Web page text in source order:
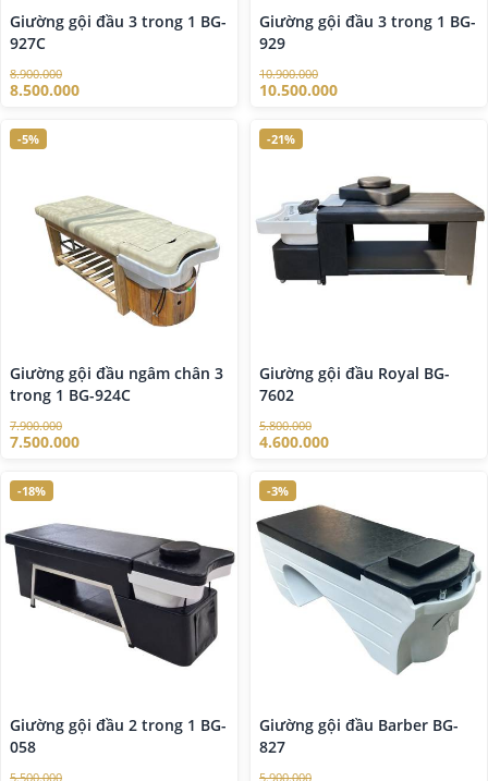
Giường gội đầu 3 trong 1 BG-
927C
8.900.000
8.500.000
Giường gội đầu 3 trong 1 BG-
929
10.900.000
10.500.000
-5%
Giường gội đầu ngâm chân 3
trong 1 BG-924C
7.900.000
7.500.000
-21%
Giường gội đầu Royal BG-
7602
5.800.000
4.600.000
-18%
Giường gội đầu 2 trong 1 BG-
058
5.500.000
-3%
Giường gội đầu Barber BG-
827
5.900.000